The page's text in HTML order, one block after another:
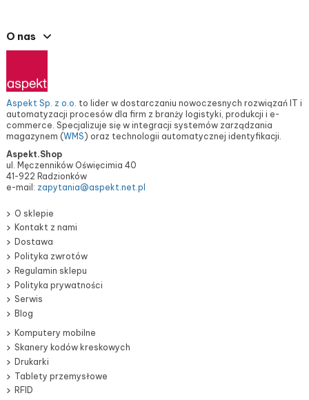
O nas
Aspekt Sp. z o.o. to lider w dostarczaniu nowoczesnych rozwiązań IT i
automatyzacji procesów dla firm z branży logistyki, produkcji i e-
commerce. Specjalizuje się w integracji systemów zarządzania
magazynem (WMS) oraz technologii automatycznej identyfikacji.
Aspekt.Shop
ul. Męczenników Oświęcimia 40
41-922 Radzionków
e-mail: zapytania@aspekt.net.pl
O sklepie
Kontakt z nami
Dostawa
Polityka zwrotów
Regulamin sklepu
Polityka prywatności
Serwis
Blog
Komputery mobilne
Skanery kodów kreskowych
Drukarki
Tablety przemysłowe
RFID